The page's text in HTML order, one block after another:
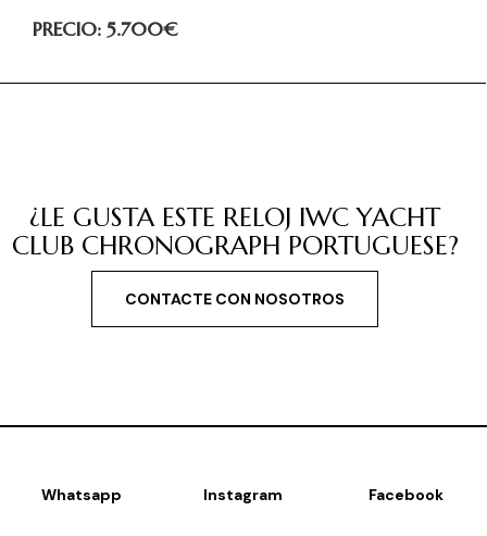
PRECIO: 5.700€
¿LE GUSTA ESTE RELOJ IWC YACHT
CLUB CHRONOGRAPH PORTUGUESE?
CONTACTE CON NOSOTROS
Whatsapp Instagram Facebook